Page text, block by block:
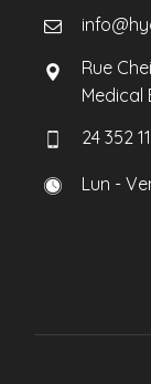
Rue
Medical
24 352
Lun -